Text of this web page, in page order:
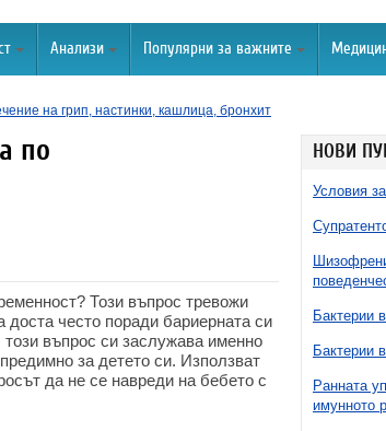
Анализи Популярни за важните
на грип, настинки, кашлица, бронхит
НОВИ
Условия
Бактерии
Бактерии
Ранната
имунното
по
Този въпрос тревожи
доста често поради бариерната си
въпрос си заслужава именно
за детето си. Използват
да не се навреди на бебето с